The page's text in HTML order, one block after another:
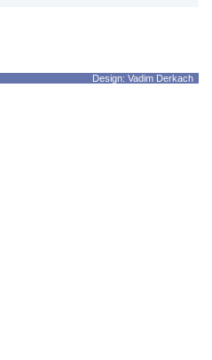
Design: Vadim Derkach